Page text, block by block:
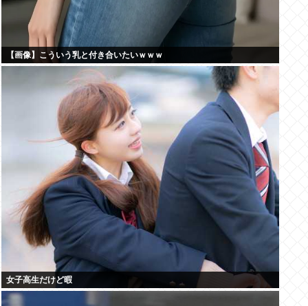
【画像】こういう乳と付き合いたいｗｗｗ
女子高生だけど暇